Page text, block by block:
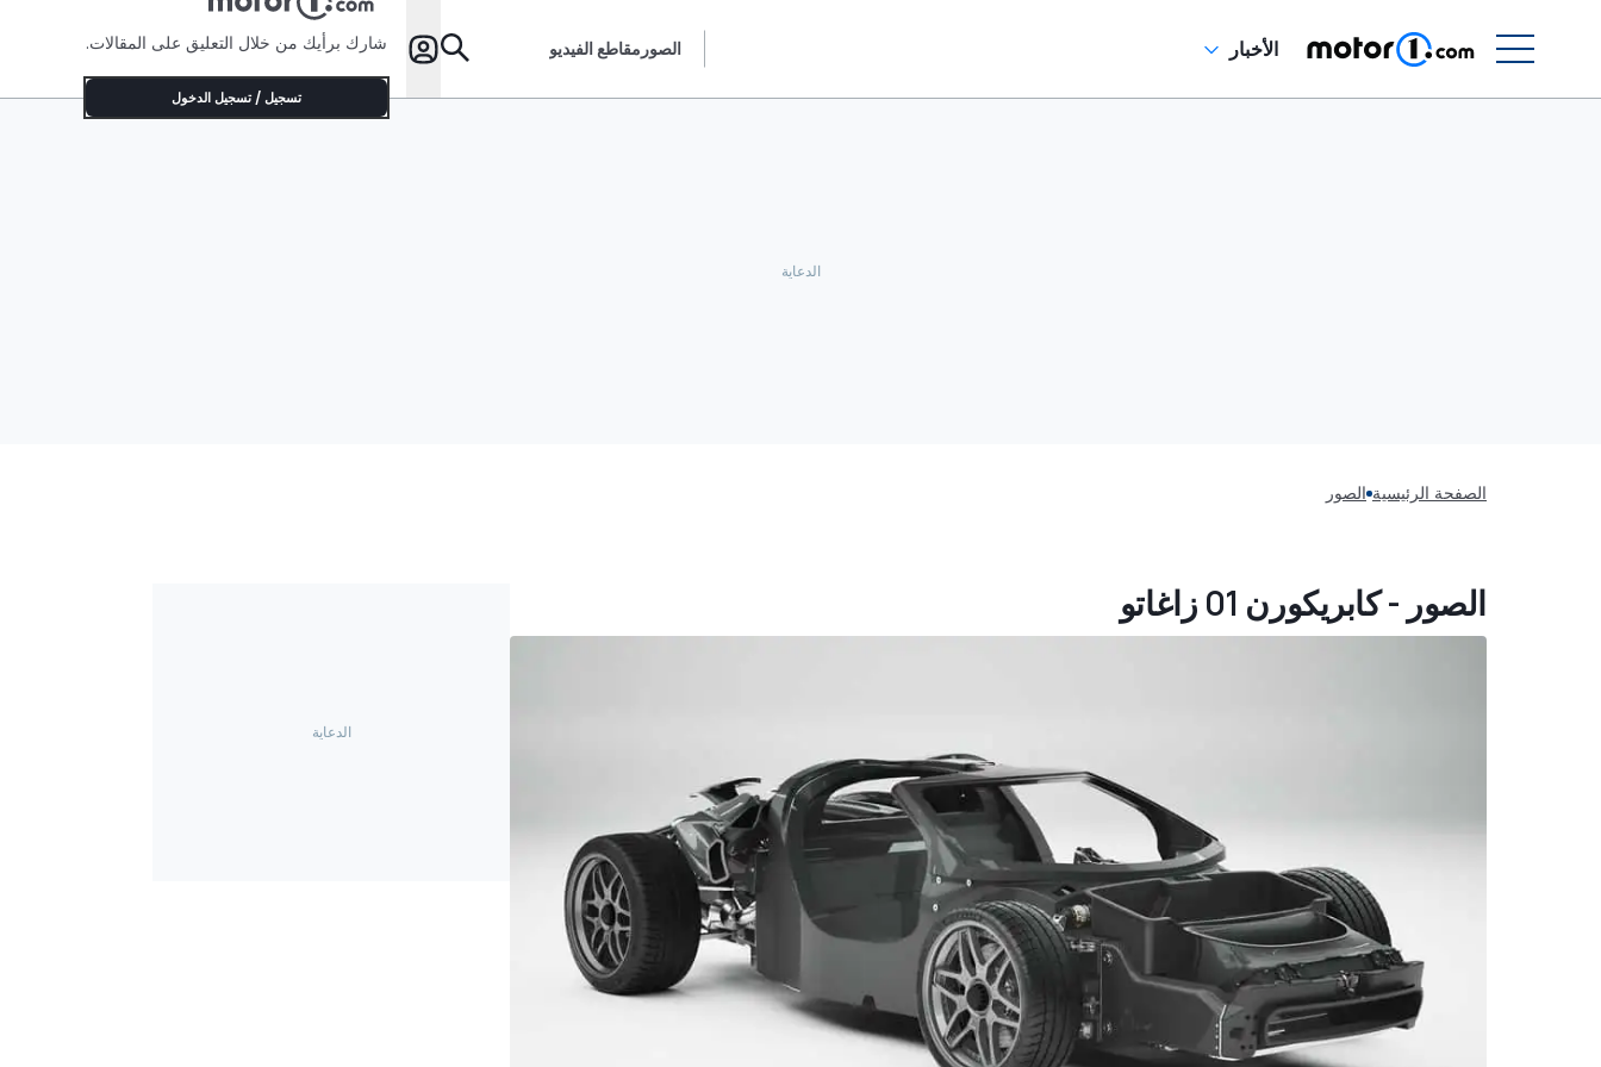
الأخبار الصور مقاطع الفيديو شارك برأيك من خلال التعليق على المقالات.
تسجيل / تسجيل الدخول
الصفحة الرئيسية الصور
الصور - كابريكورن 01 زاغاتو